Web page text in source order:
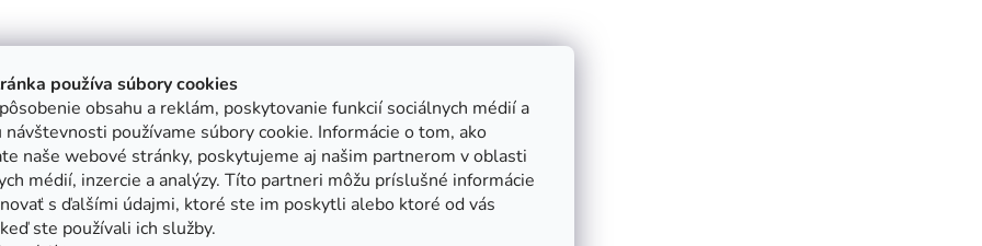
používa súbory cookies
obsahu a reklám, poskytovanie funkcií sociálnych médií a
návštevnosti používame súbory cookie. Informácie o tom, ako
naše webové stránky, poskytujeme aj našim partnerom v oblasti
médií, inzercie a analýzy. Títo partneri môžu príslušné informácie
s ďalšími údajmi, ktoré ste im poskytli alebo ktoré od vás
ste používali ich služby.